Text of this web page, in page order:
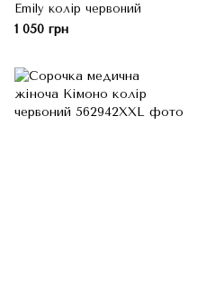
Emily колір червоний
1 050 грн